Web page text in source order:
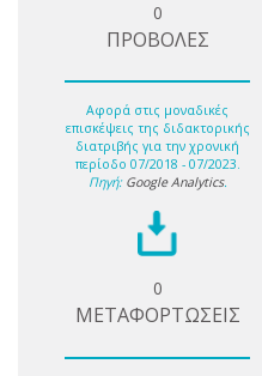
0
ΠΡΟΒΟΛΕΣ
Αφορά στις μοναδικές
επισκέψεις της διδακτορικής
διατριβής για την χρονική
περίοδο 07/2018 - 07/2023.
Πηγή: Google Analytics.
0
ΜΕΤΑΦΟΡΤΩΣΕΙΣ